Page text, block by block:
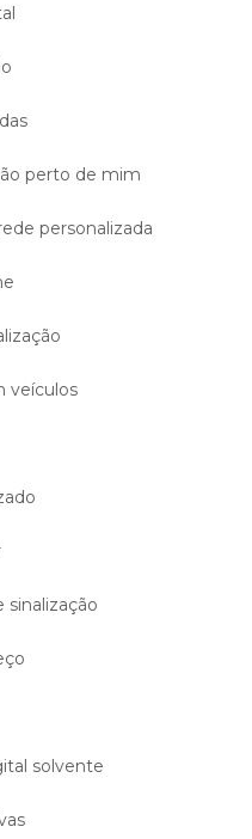
perto de mim
personalizada
veículos
sinalização
solvente